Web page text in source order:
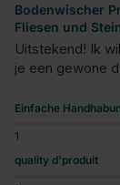
Bodenwischer
Fliesen und
Uitstekend! Ik
je een gewone
Einfache
1
quality d'produit